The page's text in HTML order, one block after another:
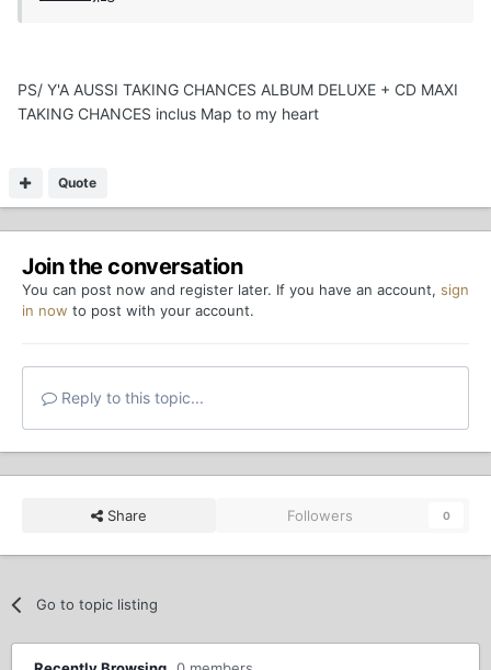
PS/ Y'A AUSSI TAKING CHANCES ALBUM DELUXE + CD MAXI
TAKING CHANCES inclus Map to my heart
Quote
Join the conversation
You can post now and register later. If you have an account, sign
in now to post with your account.
Reply to this topic...
Share Followers 0
Go to topic listing